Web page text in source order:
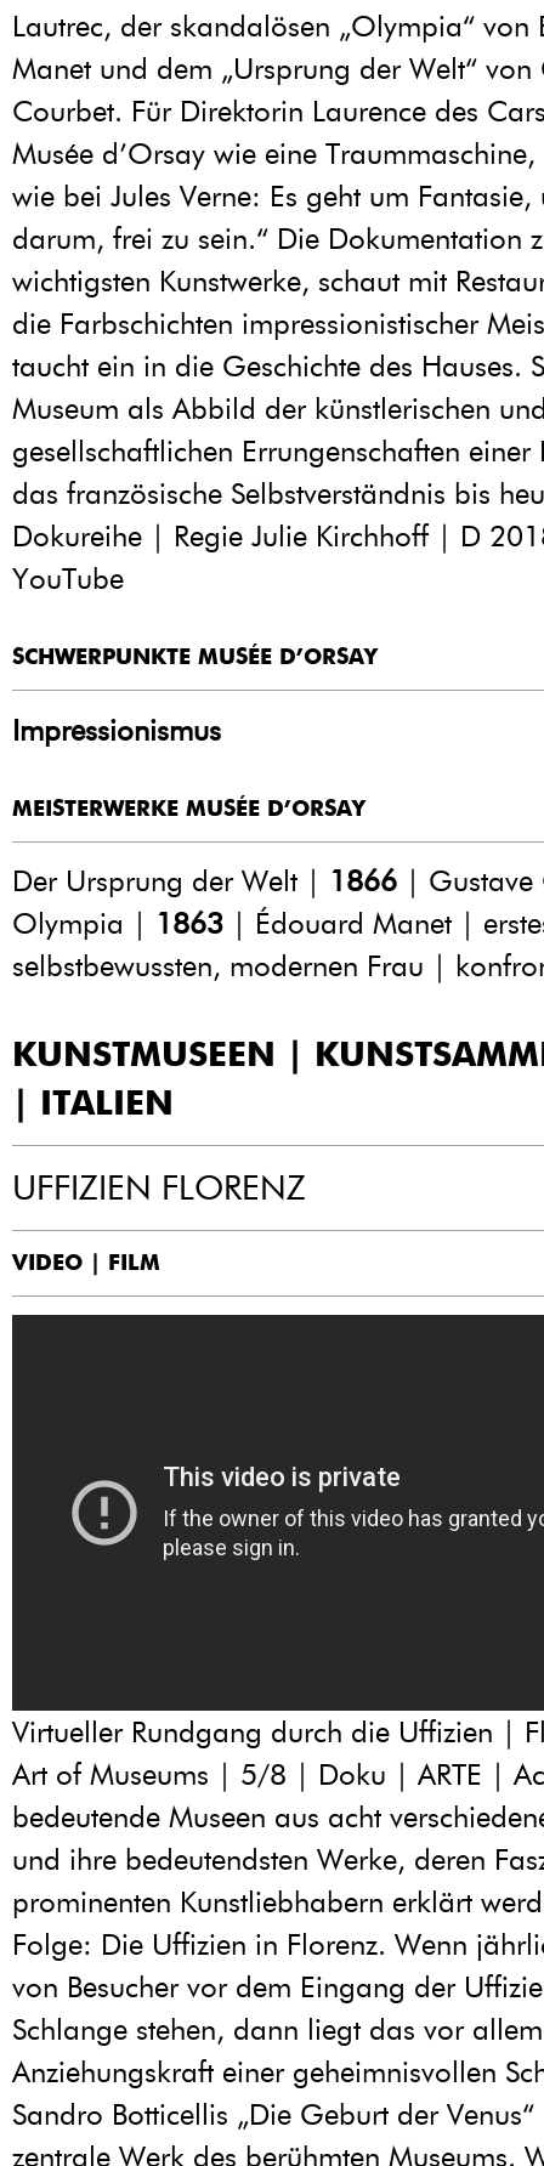
Lautrec, der skandalösen „Olympia“ von
Manet und dem „Ursprung der Welt“ von
Courbet. Für Direktorin Laurence des
Musée d’Orsay wie eine Traummaschine,
wie bei Jules Verne: Es geht um
darum, frei zu sein.“ Die Dokumentation
wichtigsten Kunstwerke, schaut mit
die Farbschichten impressionistischer
taucht ein in die Geschichte des Hauses.
Museum als Abbild der künstlerischen
gesellschaftlichen Errungenschaften einer
das französische Selbstverständnis bis
Dokureihe | Regie Julie Kirchhoff | D
YouTube
SCHWERPUNKTE MUSÉE D’ORSAY
Impressionismus
MEISTERWERKE MUSÉE D’ORSAY
Der Ursprung der Welt | 1866 | Gustave
Olympia | 1863 | Édouard Manet |
selbstbewussten, modernen Frau |
KUNSTMUSEEN |
| ITALIEN
UFFIZIEN FLORENZ
VIDEO | FILM
Virtueller Rundgang durch die Uffizien |
Art of Museums | 5/8 | Doku | ARTE |
bedeutende Museen aus acht
und ihre bedeutendsten Werke, deren
prominenten Kunstliebhabern erklärt
Folge: Die Uffizien in Florenz. Wenn
von Besucher vor dem Eingang der
Schlange stehen, dann liegt das vor
Anziehungskraft einer geheimnisvollen
Sandro Botticellis „Die Geburt der
zentrale Werk des berühmten Museums.